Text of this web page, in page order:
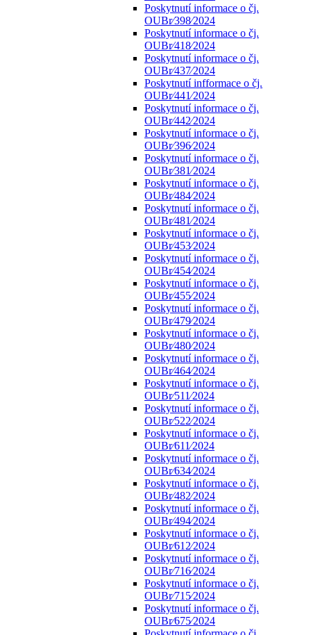
Poskytnutí informace o čj.
OUBr⁄398⁄2024
Poskytnutí informace o čj.
OUBr⁄418⁄2024
Poskytnutí informace o čj.
OUBr⁄437⁄2024
Poskytnutí infformace o čj.
OUBr⁄441⁄2024
Poskytnutí informace o čj.
OUBr⁄442⁄2024
Poskytnutí informace o čj.
OUBr⁄396⁄2024
Poskytnutí informace o čj.
OUBr⁄381⁄2024
Poskytnutí informace o čj.
OUBr⁄484⁄2024
Poskytnutí informace o čj.
OUBr⁄481⁄2024
Poskytnutí informace o čj.
OUBr⁄453⁄2024
Poskytnutí informace o čj.
OUBr⁄454⁄2024
Poskytnutí informace o čj.
OUBr⁄455⁄2024
Poskytnutí informace o čj.
OUBr⁄479⁄2024
Poskytnutí informace o čj.
OUBr⁄480⁄2024
Poskytnutí informace o čj.
OUBr⁄464⁄2024
Poskytnutí informace o čj.
OUBr⁄511⁄2024
Poskytnutí informace o čj.
OUBr⁄522⁄2024
Poskytnutí informace o čj.
OUBr⁄611⁄2024
Poskytnutí informace o čj.
OUBr⁄634⁄2024
Poskytnutí informace o čj.
OUBr⁄482⁄2024
Poskytnutí informace o čj.
OUBr⁄494⁄2024
Poskytnutí informace o čj.
OUBr⁄612⁄2024
Poskytnutí informace o čj.
OUBr⁄716⁄2024
Poskytnutí informace o čj.
OUBr⁄715⁄2024
Poskytnutí informace o čj.
OUBr⁄675⁄2024